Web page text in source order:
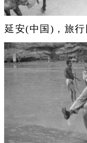
延安(中国)，旅